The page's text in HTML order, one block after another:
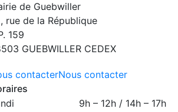
de Guebwiller
rue de la République
159
GUEBWILLER CEDEX
contacterNous contacter
9h – 12h / 14h – 17h